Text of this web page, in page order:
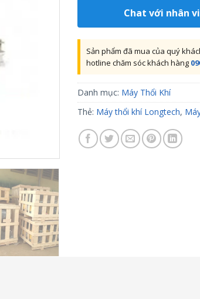
Chat với nhân
Sản phẩm đã mua của quý
hotline chăm sóc khách hàng
Danh mục: Máy Thổi Khí
Thẻ: Máy thổi khí Longtech,